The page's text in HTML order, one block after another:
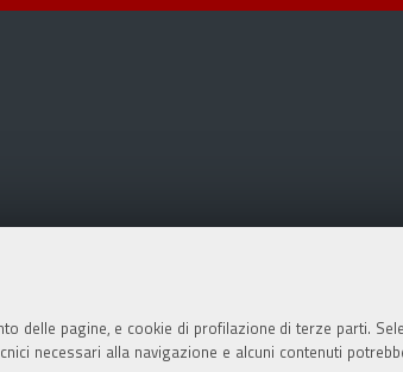
delle pagine, e cookie di profilazione di terze parti.
necessari alla navigazione e alcuni contenuti